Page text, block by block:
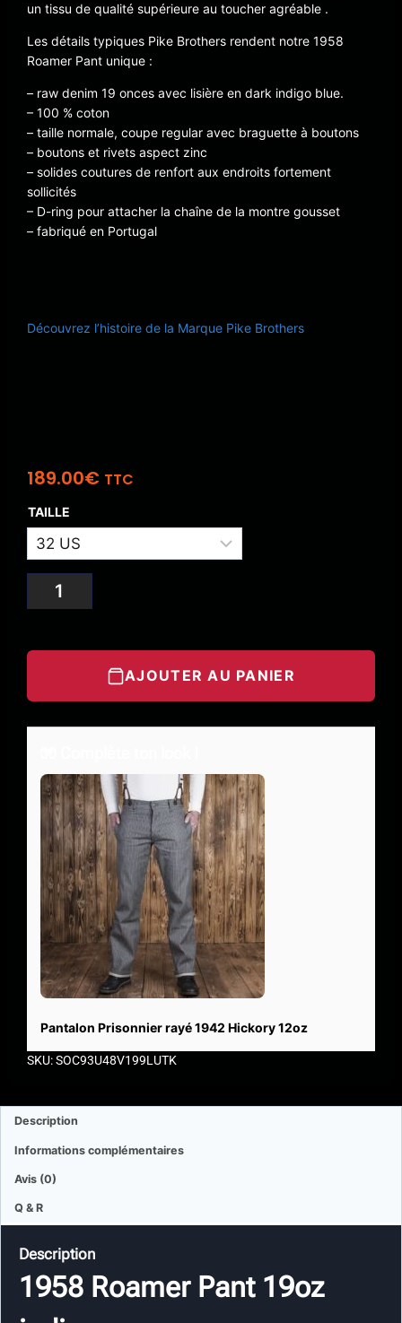
un tissu de qualité supérieure au toucher agréable .
Les détails typiques Pike Brothers rendent notre 1958
Roamer Pant unique :
– raw denim 19 onces avec lisière en dark indigo blue.
– 100 % coton
– taille normale, coupe regular avec braguette à boutons
– boutons et rivets aspect zinc
– solides coutures de renfort aux endroits fortement
sollicités
– D-ring pour attacher la chaîne de la montre gousset
– fabriqué en Portugal
Découvrez l’histoire de la Marque Pike Brothers
189.00€ TTC
TAILLE
AJOUTER AU PANIER
Pantalon Prisonnier rayé 1942 Hickory 12oz
SKU: SOC93U48V199LUTK
Description
Informations complémentaires
Avis (0)
Q & R
Description
1958 Roamer Pant 19oz